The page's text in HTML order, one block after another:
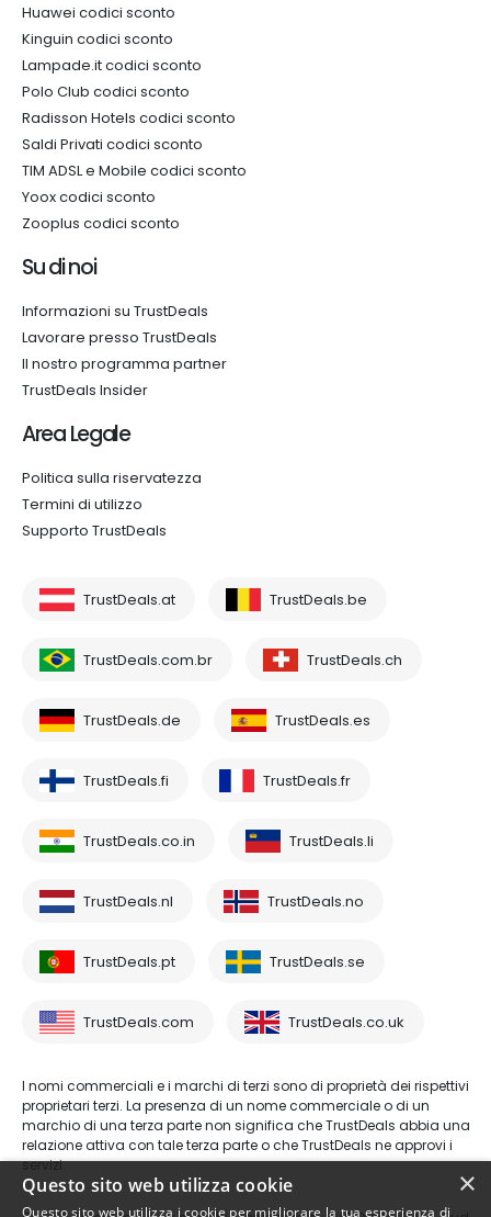
Huawei codici sconto
Kinguin codici sconto
Lampade.it codici sconto
Polo Club codici sconto
Radisson Hotels codici sconto
Saldi Privati codici sconto
TIM ADSL e Mobile codici sconto
Yoox codici sconto
Zooplus codici sconto
Su di noi
Informazioni su TrustDeals
Lavorare presso TrustDeals
Il nostro programma partner
TrustDeals Insider
Area Legale
Politica sulla riservatezza
Termini di utilizzo
Supporto TrustDeals
TrustDeals.at TrustDeals.be
TrustDeals.com.br TrustDeals.ch
TrustDeals.de TrustDeals.es
TrustDeals.fi TrustDeals.fr
TrustDeals.co.in TrustDeals.li
TrustDeals.nl TrustDeals.no
TrustDeals.pt TrustDeals.se
TrustDeals.com TrustDeals.co.uk
I nomi commerciali e i marchi di terzi sono di proprietà dei rispettivi
proprietari terzi. La presenza di un nome commerciale o di un
marchio di una terza parte non significa che TrustDeals abbia una
relazione attiva con tale terza parte o che TrustDeals ne approvi i
servizi.
×
Questo sito web utilizza cookie
Questo sito web utilizza i cookie per migliorare la tua esperienza di